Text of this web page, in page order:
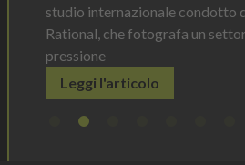
studio internazionale condotto
Rational, che fotografa un
pressione
Leggi l'articolo